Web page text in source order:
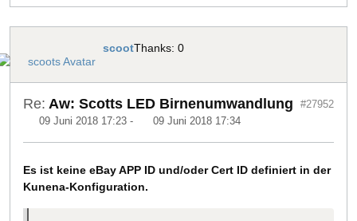
scootThanks: 0
Re: Aw: Scotts LED Birnenumwandlung
09 Juni 2018 17:23 - 09 Juni 2018 17:34
#27952
Es ist keine eBay APP ID und/oder Cert ID definiert in der
Kunena-Konfiguration.